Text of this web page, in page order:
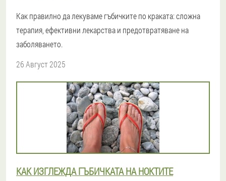
Как правилно да лекуваме гъбичките по краката: сложна
терапия, ефективни лекарства и предотвратяване на
заболяването.
26 Август 2025
КАК ИЗГЛЕЖДА ГЪБИЧКАТА НА НОКТИТЕ